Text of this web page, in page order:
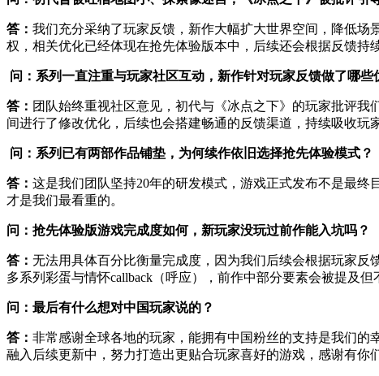
答： 我们充分采纳了玩家反馈，新作大幅扩大世界空间，降低
权，相关优化已经体现在抢先体验版本中，后续还会根据反馈持
问：系列一直注重与玩家社区互动，新作针对玩家反馈做了哪些
答： 团队始终重视社区意见，初代与《冰点之下》的玩家批评
间进行了修改优化，后续也会搭建畅通的反馈渠道，持续吸收玩
问：系列已有两部作品铺垫，为何续作依旧选择抢先体验模式？
答： 这是我们团队坚持20年的研发模式，游戏正式发布不是最
才是我们最看重的。
问：抢先体验版游戏完成度如何，新玩家没玩过前作能入坑吗？
答： 无法用具体百分比衡量完成度，因为我们后续会根据玩家
多系列彩蛋与情怀callback（呼应），前作中部分要素会被提及但
问：最后有什么想对中国玩家说的？
答： 非常感谢全球各地的玩家，能拥有中国粉丝的支持是我们的
融入后续更新中，努力打造出更贴合玩家喜好的游戏，感谢有你